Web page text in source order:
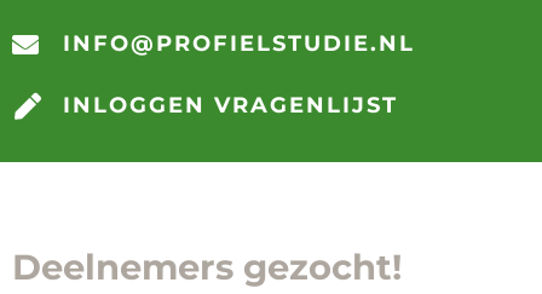
INFO@PROFIELSTUDIE.NL
INLOGGEN VRAGENLIJST
Deelnemers gezocht!